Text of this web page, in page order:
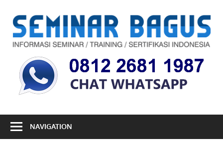
content
Informasi
Seminar,
Training
dan
Indonesia
NAVIGATION